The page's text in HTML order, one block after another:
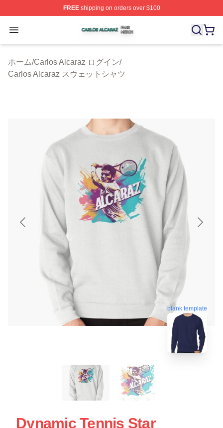
FREEshipping on orders over $100
Open menu
Carlos Alcaraz Shop ⚡️ Officially Licensed Carlos
ホーム/Carlos Alcaraz ログイン/
Carlos Alcaraz スウェットシャツ
blank template
Dynamic Tennis Star